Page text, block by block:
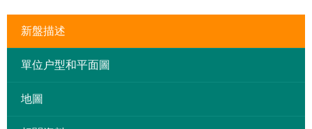
新盤描述
單位户型和平面圖
地圖